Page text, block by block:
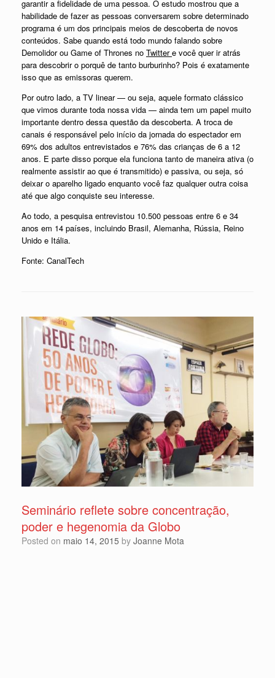
garantir a fidelidade de uma pessoa. O estudo mostrou que a
habilidade de fazer as pessoas conversarem sobre determinado
programa é um dos principais meios de descoberta de novos
conteúdos. Sabe quando está todo mundo falando sobre
Demolidor ou Game of Thrones no Twittere você quer ir atrás
para descobrir o porquê de tanto burburinho? Pois é exatamente
isso que as emissoras querem.
Por outro lado, a TV linear — ou seja, aquele formato clássico
que vimos durante toda nossa vida — ainda tem um papel muito
importante dentro dessa questão da descoberta. A troca de
canais é responsável pelo início da jornada do espectador em
69% dos adultos entrevistados e 76% das crianças de 6 a 12
anos. E parte disso porque ela funciona tanto de maneira ativa (o
realmente assistir ao que é transmitido) e passiva, ou seja, só
deixar o aparelho ligado enquanto você faz qualquer outra coisa
até que algo conquiste seu interesse.
Ao todo, a pesquisa entrevistou 10.500 pessoas entre 6 e 34
anos em 14 países, incluindo Brasil, Alemanha, Rússia, Reino
Unido e Itália.
Fonte: CanalTech
Seminário reflete sobre concentração,
poder e hegenomia da Globo
Posted on maio 14, 2015 by Joanne Mota